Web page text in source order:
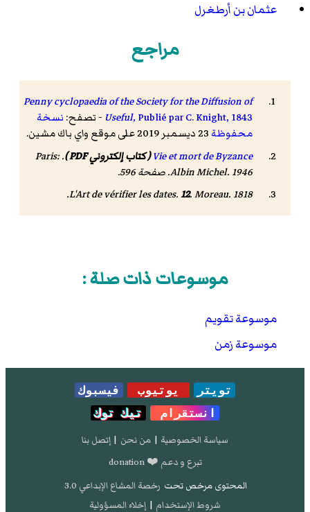
عثمان بن أرطغرل
مراجع
Penny cyclopaedia of the Society for the Diffusion of
Useful, Publié par C. Knight, 1843 - تصفح: نسخة
محفوظة
Vie et mort de Byzance ( كتاب إلكتروني PDF )
. Paris:
Albin Michel. 1946. صفحة 596.
L'Art de vérifier les dates.12. Moreau. 1818.
موسوعات ذات صلة :
موسوعة تقويم
موسوعة زمن
تويتر يوتيوب
فيسبوك
انستقرام
تيك توك
سياسة الخصوصية | من نحن | إتصل بنا
تبرع و دعم ❤️ donation
المحتوى مرخص تحت رخصة المشاع الإبداعي 3.0
شروط الإستخدام | إخلاء المسؤولية